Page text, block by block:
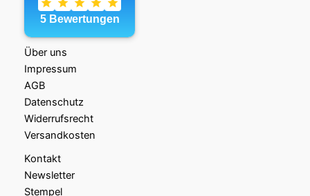
Über uns
Impressum
AGB
Datenschutz
Widerrufsrecht
Versandkosten
Kontakt
Newsletter
Stempel